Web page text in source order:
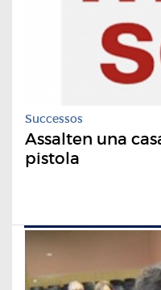
Successos
Assalten una
pistola